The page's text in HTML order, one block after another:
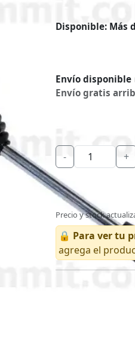
Disponible: Más
Envío disponible
Envío gratis
- +
Precio y stock
🔒 Para ver tu
agrega el